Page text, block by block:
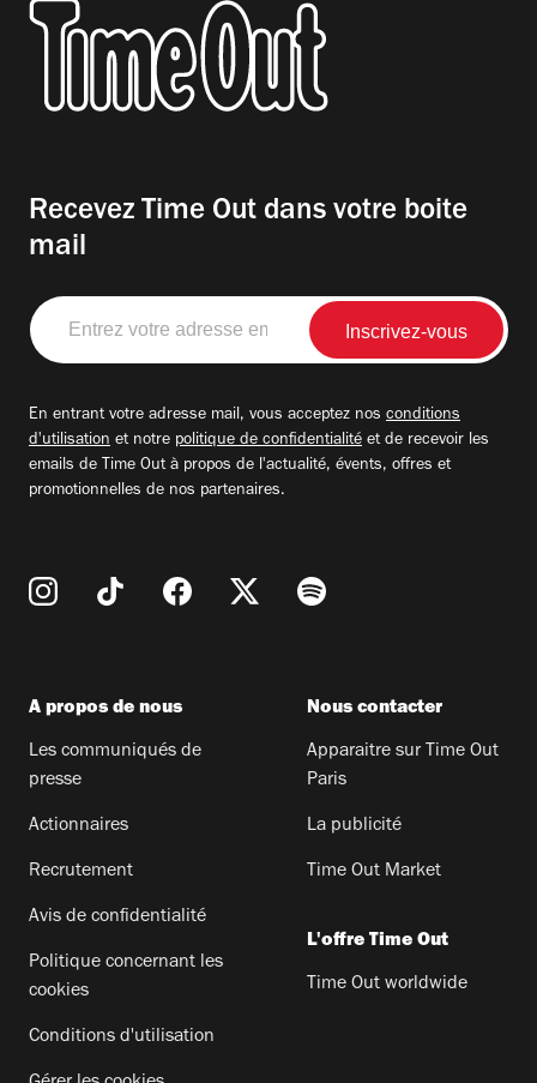
Recevez Time Out dans votre boite
mail
Entrez
votre
adresse
En entrant votre adresse mail, vous acceptez nos conditions
d'utilisation et notre politique de confidentialité et de recevoir les
emails de Time Out à propos de l'actualité, évents, offres et
promotionnelles de nos partenaires.
A propos de nous
Les communiqués de
presse
Actionnaires
Recrutement
Avis de confidentialité
Politique concernant les
cookies
Conditions d'utilisation
Nous contacter
Apparaitre sur Time Out
Paris
La publicité
Time Out Market
L'offre Time Out
Time Out worldwide